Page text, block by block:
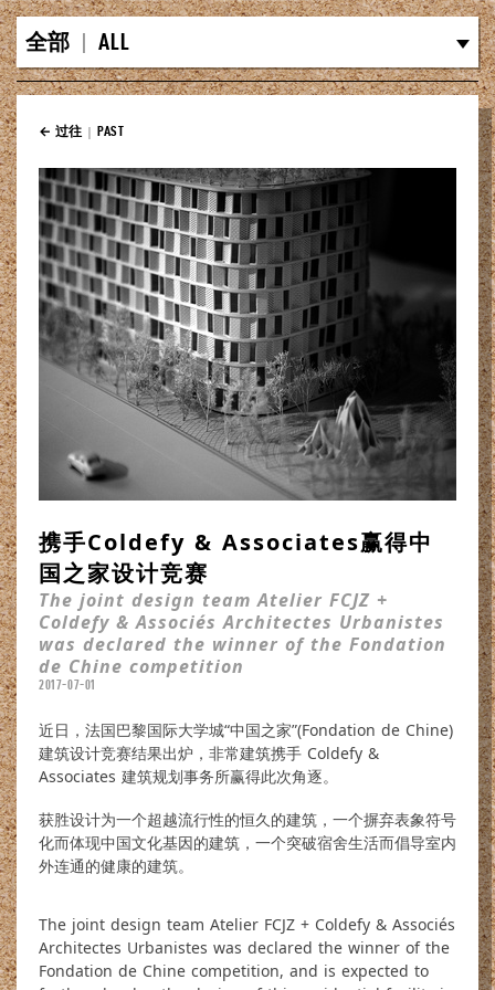
全部 | ALL
← 过往 | PAST
携手Coldefy & Associates赢得中
国之家设计竞赛
The joint design team Atelier FCJZ +
Coldefy & Associés Architectes Urbanistes
was declared the winner of the Fondation
de Chine competition
2017-07-01
近日，法国巴黎国际大学城“中国之家”(Fondation de Chine)
建筑设计竞赛结果出炉，非常建筑携手 Coldefy &
Associates 建筑规划事务所赢得此次角逐。
获胜设计为一个超越流行性的恒久的建筑，一个摒弃表象符号
化而体现中国文化基因的建筑，一个突破宿舍生活而倡导室内
外连通的健康的建筑。
The joint design team Atelier FCJZ + Coldefy & Associés
Architectes Urbanistes was declared the winner of the
Fondation de Chine competition, and is expected to